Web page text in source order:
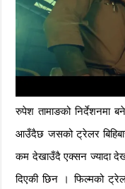
रुपेश तामाङको निर्देशनमा
आउँदैछ जसको ट्रेलर
कम देखाउँदै एक्सन ज्यादा
दिएकी छिन । फिल्मको